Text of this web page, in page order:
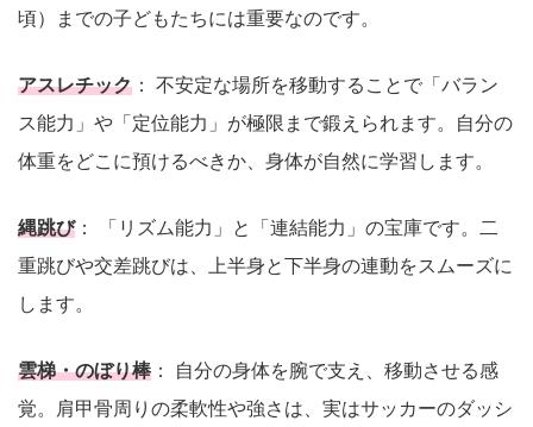
頃）までの子どもたちには重要なのです。
アスレチック ： 不安定な場所を移動することで「バラン
ス能力」や「定位能力」が極限まで鍛えられます。自分の
体重をどこに預けるべきか、身体が自然に学習します。
縄跳び： 「リズム能力」と「連結能力」の宝庫です。二
重跳びや交差跳びは、上半身と下半身の連動をスムーズに
します。
雲梯・のぼり棒 ： 自分の身体を腕で支え、移動させる感
覚。肩甲骨周りの柔軟性や強さは、実はサッカーのダッシ